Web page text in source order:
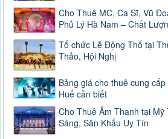
Cho Thuê MC, Ca Sĩ, Vũ
Phủ Lý Hà Nam – Chất
Tổ chức Lễ Động Thổ tại
Thảo, Hội Nghị
Bảng giá cho thuê cung
Huế cần biết
Cho Thuê Âm Thanh tại Mỹ
Sáng, Sân Khấu Uy Tín